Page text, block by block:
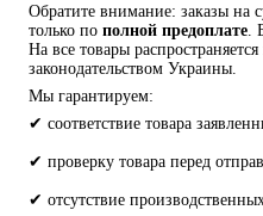
Обратите внимание: заказы на
только по полной предоплате .
На все товары
законодательством Украины.
Мы гарантируем:
✔ соответствие товара
✔ проверку товара перед
✔ отсутствие